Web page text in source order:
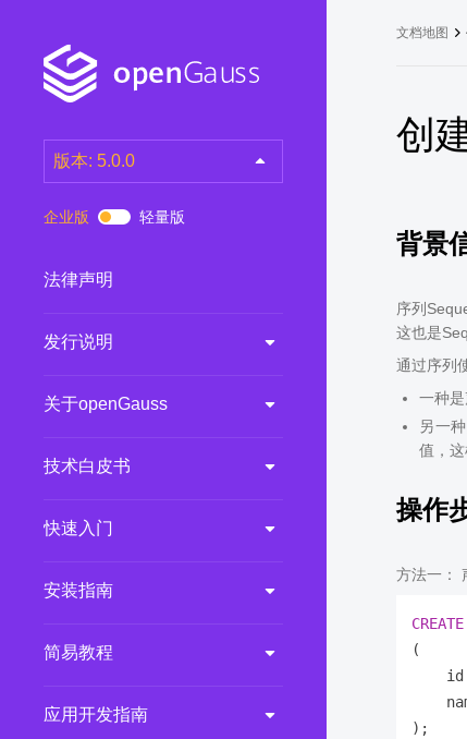
版本: 5.0.0
7.0.0-RC2
6.0.0 (LTS)
5.1.0 (Preview)
2.0.0 (LTS)
3.1.0 (EOM)
2.0.1 (EOM)
1.0.1 (EOM)
企业版 轻量版
法律声明
发行说明
关于openGauss
技术白皮书
快速入门
安装指南
简易教程
应用开发指南
文档地图
创
背景
序列
这也是
通过序列
一种
另一
值，这
操作
方法一：
CREATE
(
id